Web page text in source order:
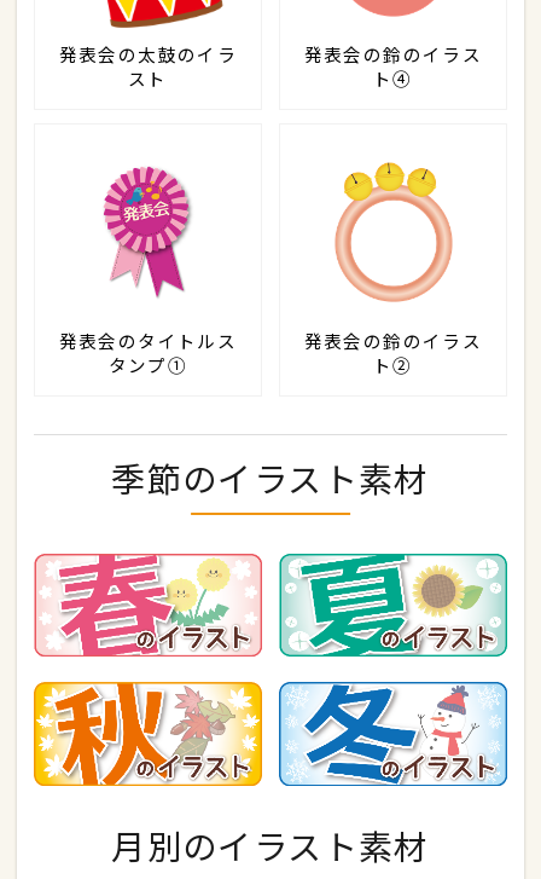
発表会の太鼓のイラ
スト
発表会の鈴のイラス
ト④
発表会のタイトルス
タンプ①
発表会の鈴のイラス
ト②
季節のイラスト素材
月別のイラスト素材